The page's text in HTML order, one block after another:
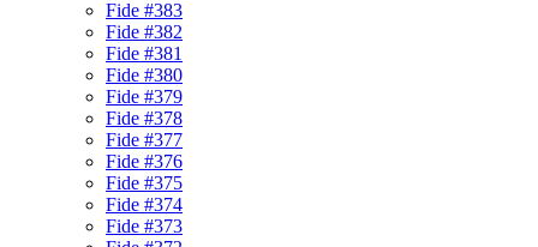
Fide #383
Fide #382
Fide #381
Fide #380
Fide #379
Fide #378
Fide #377
Fide #376
Fide #375
Fide #374
Fide #373